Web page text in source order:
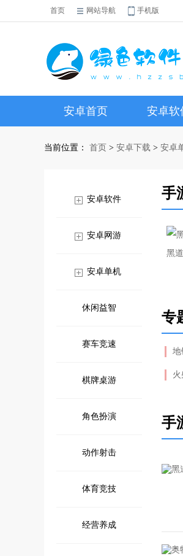
首页 网站导航 手机版
安卓首页 安卓软
当前位置： 首页 > 安卓下载 > 安卓
安卓软件
安卓网游
安卓单机
休闲益智
赛车竞速
棋牌桌游
角色扮演
动作射击
体育竞技
经营养成
手
黑
专
地
手